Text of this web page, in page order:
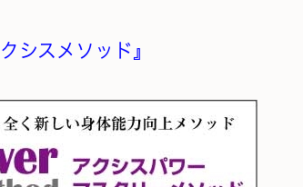
シスメソッド』